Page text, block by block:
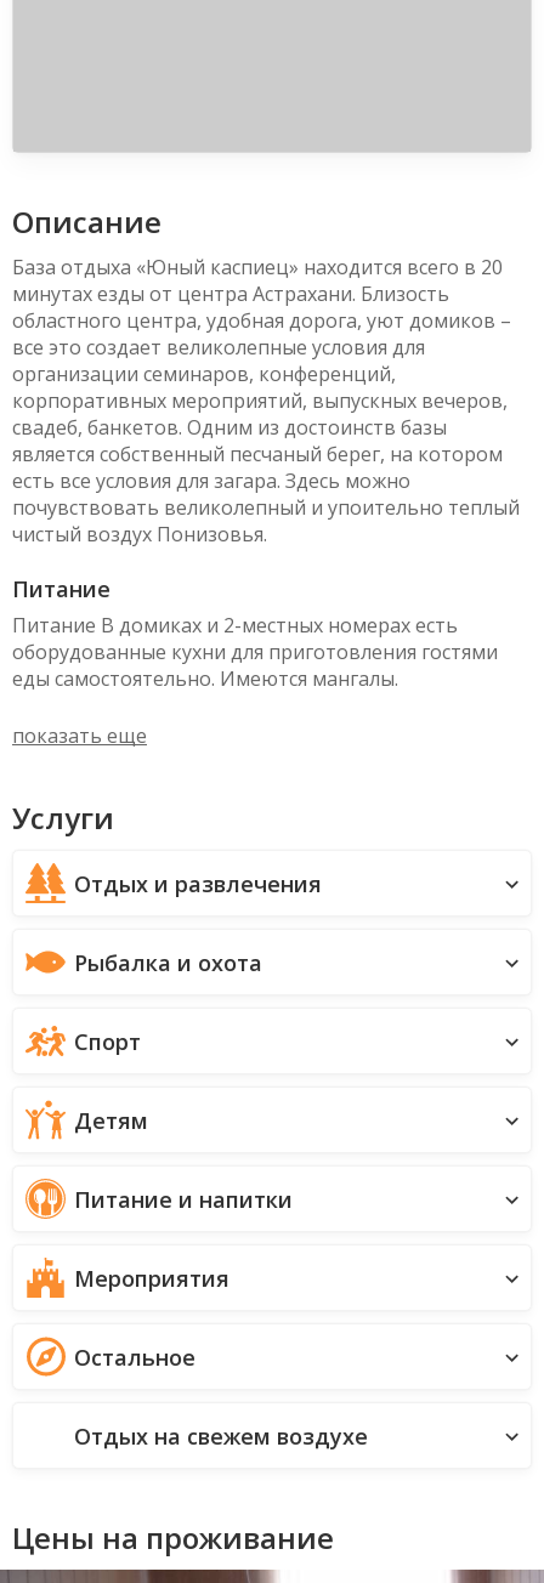
Описание
База отдыха «Юный каспиец» находится всего в 20
минутах езды от центра Астрахани. Близость
областного центра, удобная дорога, уют домиков –
все это создает великолепные условия для
организации семинаров, конференций,
корпоративных мероприятий, выпускных вечеров,
свадеб, банкетов. Одним из достоинств базы
является собственный песчаный берег, на котором
есть все условия для загара. Здесь можно
почувствовать великолепный и упоительно теплый
чистый воздух Понизовья.
Питание
Питание В домиках и 2-местных номерах есть
оборудованные кухни для приготовления гостями
еды самостоятельно. Имеются мангалы.
показать еще
Услуги
Отдых и развлечения
Рыбалка и охота
Спорт
Детям
Питание и напитки
Мероприятия
Остальное
Отдых на свежем воздухе
Цены на проживание